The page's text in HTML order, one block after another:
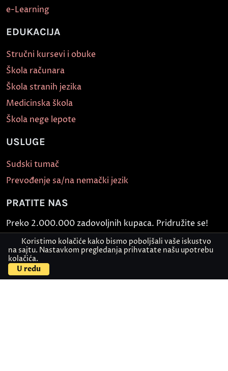
e-Learning
EDUKACIJA
Stručni kursevi i obuke
Škola računara
Škola stranih jezika
Medicinska škola
Škola nege lepote
USLUGE
Sudski tumač
Prevođenje sa/na nemački jezik
PRATITE NAS
Preko 2.000.000 zadovoljnih kupaca. Pridružite se!
Koristimo kolačiće kako bismo poboljšali vaše iskustvo
na sajtu. Nastavkom pregledanja prihvatate našu upotrebu
kolačića.
U redu